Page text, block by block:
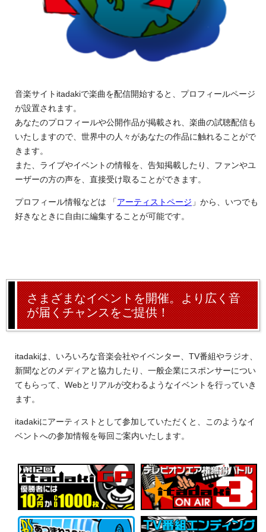
音楽サイトitadakiで楽曲を配信開始すると、プロフィールページ
が設置されます。
あなたのプロフィールや公開作品が掲載され、楽曲の試聴配信も
いたしますので、世界中の人々があなたの作品に触れることがで
きます。
また、ライブやイベントの情報を、告知掲載したり、ファンやユ
ーザーの方の声を、直接受け取ることができます。
プロフィール情報などは 「アーティストページ 」から、いつでも
好きなときに自由に編集することが可能です。
さまざまなイベントを開催。より広く音
が届くチャンスをご提供！
itadakiは、いろいろな音楽会社やイベンター、TV番組やラジオ、
新聞などのメディアと協力したり、一般企業にスポンサーについ
てもらって、Webとリアルが交わるようなイベントを行っていき
ます。
itadakiにアーティストとして参加していただくと、このようなイ
ベントへの参加情報を毎回ご案内いたします。